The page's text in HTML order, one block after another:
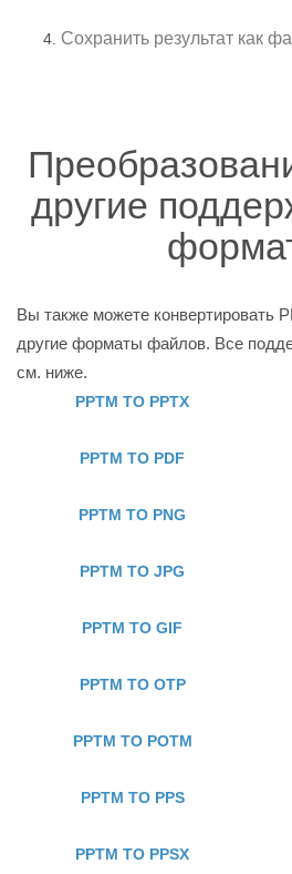
Сохранить результат как
другие
Вы также можете конвертировать
другие форматы файлов. Все
см. ниже.
PPTM TO PPTX
PPTM TO PDF
PPTM TO PNG
PPTM TO JPG
PPTM TO GIF
PPTM TO OTP
PPTM TO POTM
PPTM TO PPS
PPTM TO PPSX